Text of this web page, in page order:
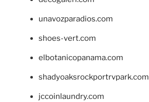
unavozparadios.com
shoes-vert.com
elbotanicopanama.com
shadyoaksrockportrvpark.com
jccoinlaundry.com